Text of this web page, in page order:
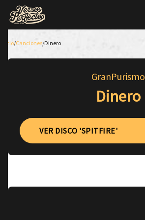
Inicio/Canciones/Dinero
GranPurismo
Dinero
VER DISCO 'SPITFIRE'